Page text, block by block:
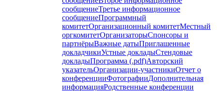
сообщениеТретье информационное
сообщениеПрограммный
комитетОрганизационный комитетМестный
оргкомитетОрганизаторыСпонсоры и
партнёрыВажные датыПриглашенные
докладчикиУстные докладыСтендовые
докладыПрограмма (.pdf)Авторский
указательОрганизации-участникиОтчет о
конференцииФотографииДополнительная
информацияРодственные конференции